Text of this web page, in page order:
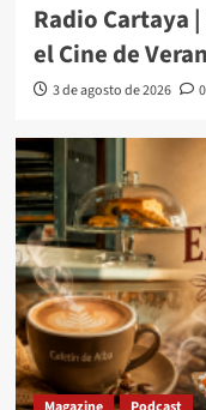
Radio Cartaya
el Cine de
3 de agosto de 2026 0